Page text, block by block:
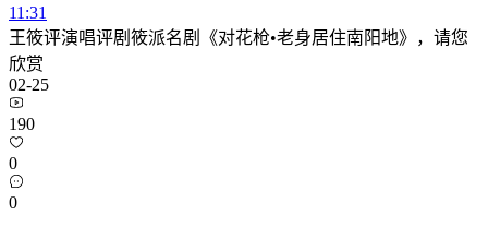
11:31
王筱评演唱评剧筱派名剧《对花枪•老身居住南阳地》，请您
欣赏
02-25
190
0
0